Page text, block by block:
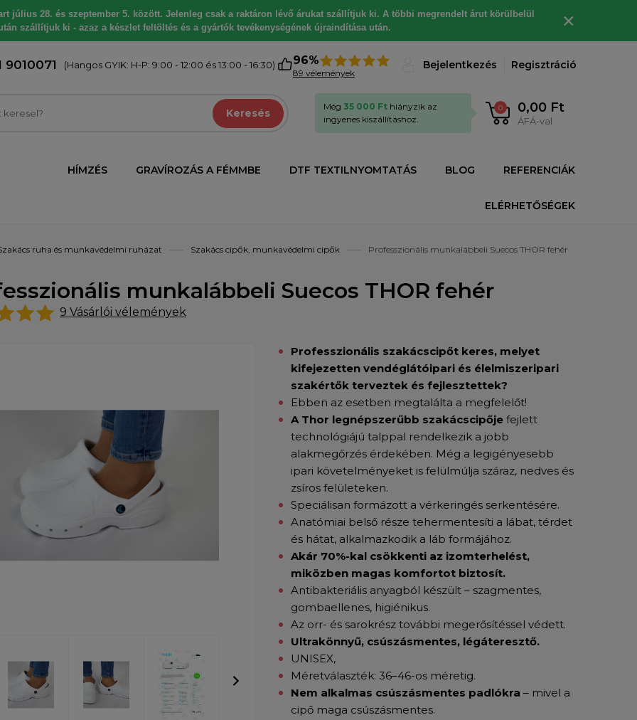
július 28. és szeptember 5. között. Jelenleg csak a raktáron lévő árukat szállítjuk ki. A többi megrendelt árut körülbelül
szállítjuk ki - azaz a készlet feltöltés és a gyártók tevékenységének újraindítása után.
×
9010071 (Hangos GYIK: H-P: 9:00 - 12:00 és 13:00 - 16:30) 96%
89 vélemények
Bejelentkezés Regisztráció
Keresés 0 0,00 Ft
ÁFÁ-val
Még 35 000 Ft hiányzik az
ingyenes kiszállításhoz.
HÍMZÉS GRAVÍROZÁS A FÉMMBE DTF TEXTILNYOMTATÁS BLOG REFERENCIÁK
ELÉRHETŐSÉGEK
ruha és munkavédelmi ruházat Szakács cipők, munkavédelmi cipők Professzionális munkalábbeli Suecos THOR fehér
munkalábbeli Suecos THOR fehér
9 Vásárlói vélemények
Professzionális szakácscipőt keres, melyet
kifejezetten vendéglátóipari és élelmiszeripari
szakértők terveztek és fejlesztettek?
Ebben az esetben megtalálta a megfelelőt!
A Thor legnépszerűbb szakácscipője fejlett
technológiájú talppal rendelkezik a jobb
alakmegőrzés érdekében. Még a legigényesebb
ipari követelményeket is felülmúlja száraz, nedves és
zsíros felületeken.
Speciálisan formázott a vérkeringés serkentésére.
Anatómiai belső része tehermentesíti a lábat, térdet
és hátat, alkalmazkodik a láb formájához.
Akár 70%-kal csökkenti az izomterhelést,
miközben magas komfortot biztosít.
Antibakteriális anyagból készült – szagmentes,
gombaellenes, higiénikus.
Az orr- és sarokrész további megerősítéssel védett.
Ultrakönnyű, csúszásmentes, légáteresztő.
UNISEX,
Méretválaszték: 36–46-os méretig.
Nem alkalmas csúszásmentes padlókra – mivel a
cipő maga csúszásmentes.